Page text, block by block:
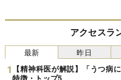
アクセスラ
最新
【精神科医が解説】「うつ病
特徴・トップ5
昨日